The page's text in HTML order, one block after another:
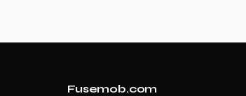
Fusemob.com